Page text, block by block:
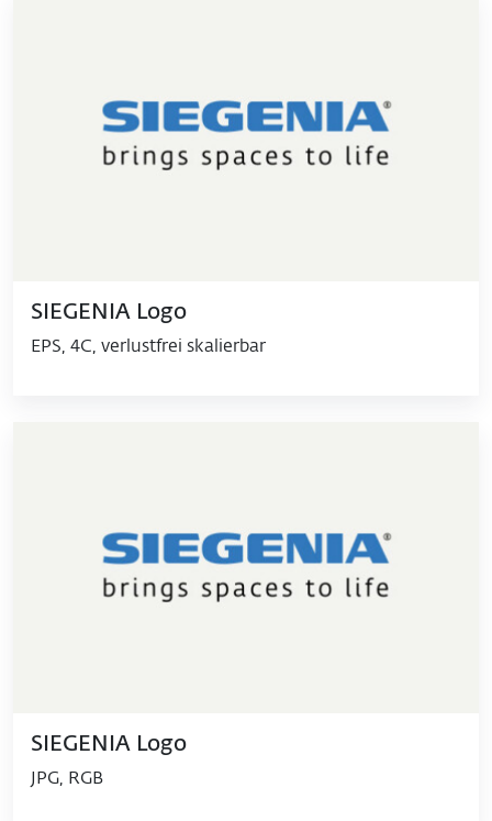
SIEGENIA Logo
EPS, 4C, verlustfrei skalierbar
SIEGENIA Logo
JPG, RGB